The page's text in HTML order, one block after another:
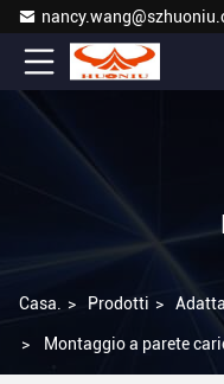
Casa. > Prodotti >
> Montaggio a parete